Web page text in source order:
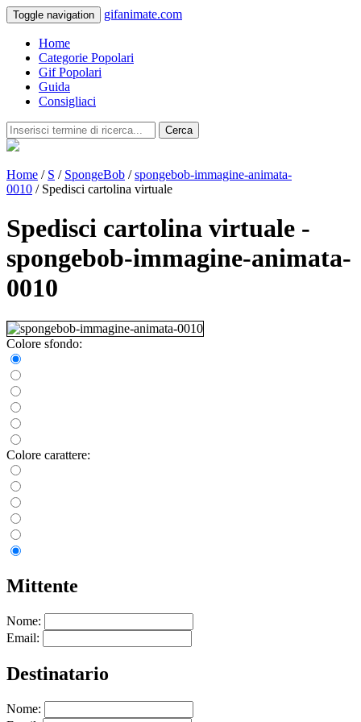
Toggle navigation gifanimate.com
Home
Categorie Popolari
Gif Popolari
Guida
Consigliaci
Cerca
Home / S / SpongeBob /spongebob-immagine-animata-
0010 / Spedisci cartolina virtuale
Spedisci cartolina virtuale -
spongebob-immagine-animata-
0010
Colore sfondo:
Colore carattere:
Mittente
Nome:
Email:
Destinatario
Nome: